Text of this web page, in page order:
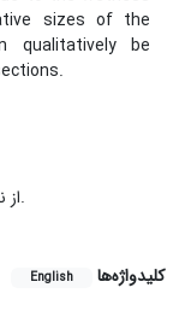
sizes of the
qualitatively be
[i1]از نویسنده سوال شود که آیا منظور این بوده است.
کلیدواژه‌ها English